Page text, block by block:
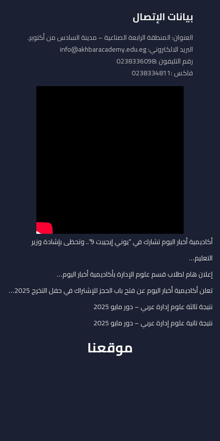
بيانات الإتصال
العنوان: المنطقة الرابعة الصناعية – مدينة السادس من أكتوبر.
البريد الالكتروني: info@akhbaracademy.edu.eg
رقم التليفون :0238336098
فاكس :0238334811
أكاديمية أخبار اليوم تشارك في “يوني إيجيبت 9”.. وتحظى بإشادة وزير
التعليم…
إعلان هام لطلاب قسم علوم الإدارة بأكاديمية أخبار اليوم…
تعلن أكاديمية أخبار اليوم عن فتح باب الحجز للإشتراك في حفل التخرج 2025…
نتيجة ثالثة علوم إدارة عربي – دور مايو 2025
نتيجة تانية علوم إدارة عربي – دور مايو 2025
موقعنا